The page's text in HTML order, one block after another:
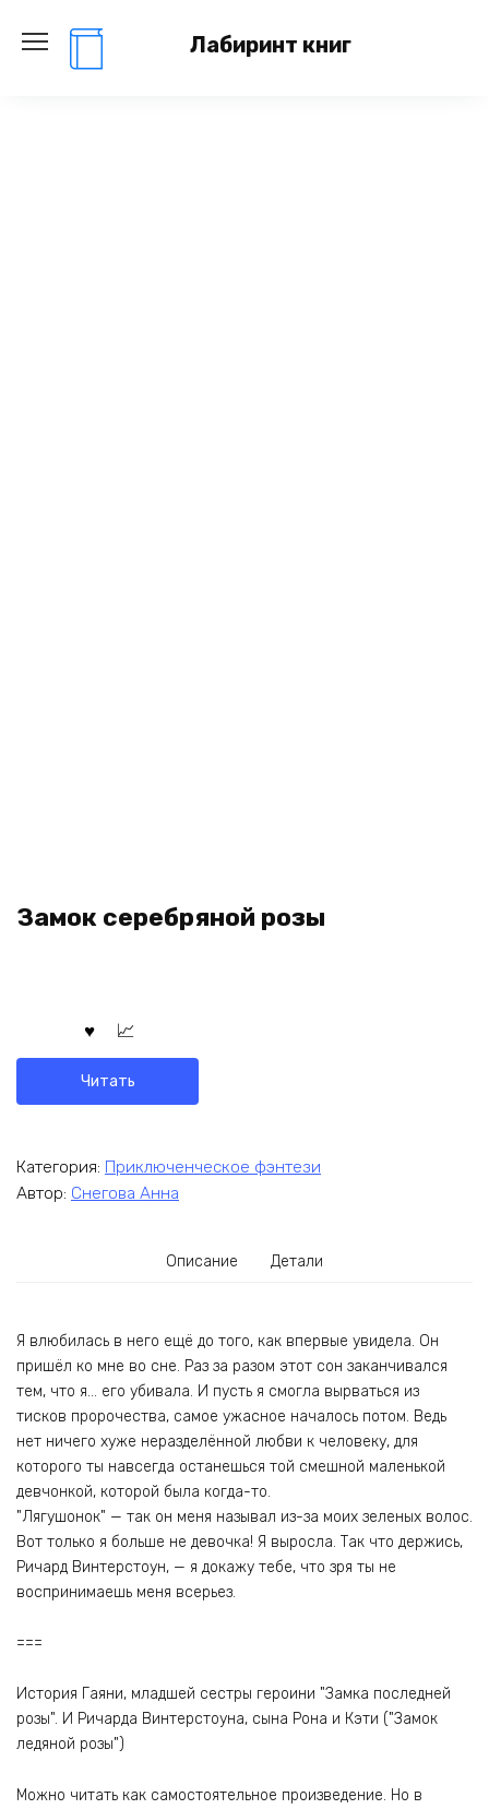
содержанию
Лабиринт книг
Замок серебряной розы
Читать
Категория: Приключенческое фэнтези
Автор: Снегова Анна
Описание Детали
Я влюбилась в него ещё до того, как впервые увидела. Он
пришёл ко мне во сне. Раз за разом этот сон заканчивался
тем, что я… его убивала. И пусть я смогла вырваться из
тисков пророчества, самое ужасное началось потом. Ведь
нет ничего хуже неразделённой любви к человеку, для
которого ты навсегда останешься той смешной маленькой
девчонкой, которой была когда-то.
"Лягушонок" — так он меня называл из-за моих зеленых волос.
Вот только я больше не девочка! Я выросла. Так что держись,
Ричард Винтерстоун, — я докажу тебе, что зря ты не
воспринимаешь меня всерьез.
===
История Гаяни, младшей сестры героини "Замка последней
розы". И Ричарда Винтерстоуна, сына Рона и Кэти ("Замок
ледяной розы")
Можно читать как самостоятельное произведение. Но в